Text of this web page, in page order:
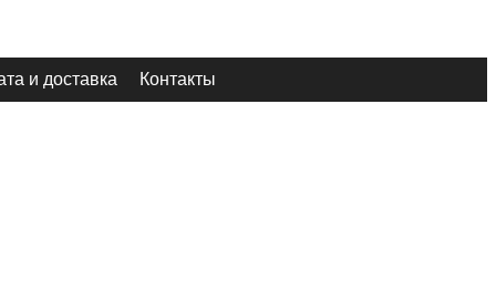
и доставка
Контакты